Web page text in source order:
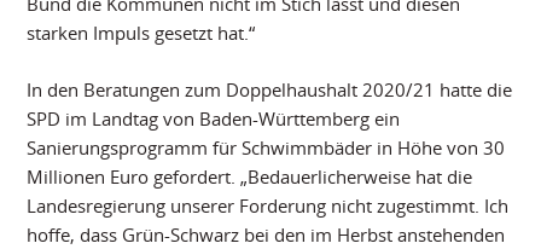
starken Impuls gesetzt hat.“
In den Beratungen zum Doppelhaushalt 2020/21 hatte die
SPD im Landtag von Baden-Württemberg ein
Sanierungsprogramm für Schwimmbäder in Höhe von 30
Millionen Euro gefordert. „Bedauerlicherweise hat die
Landesregierung unserer Forderung nicht zugestimmt. Ich
hoffe, dass Grün-Schwarz bei den im Herbst anstehenden